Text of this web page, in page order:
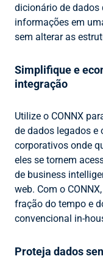
dicionário de dados
informações em
sem alterar as
Simplifique e
integração
Utilize o CONNX
de dados legados e
corporativos onde
eles se tornem
de business
web. Com o
fração do tempo e
convencional in-
Proteja dados